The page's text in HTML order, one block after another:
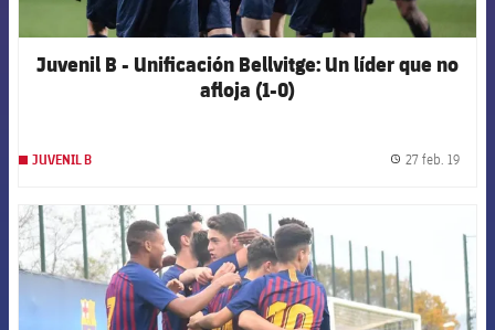
Juvenil B - Unificación Bellvitge: Un líder que no
afloja (1-0)
JUVENIL B 27 feb. 19
FCB Barcelona badge